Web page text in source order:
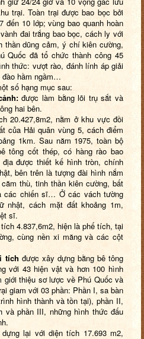
trại. Toàn trại được bao bọc bởi
đến 10 lớp; vùng bao quanh hoàn
đai trắng bao bọc, cách ly với
thần dũng cảm, ý chí kiên cường,
Quốc đã tổ chức thành công 45
thức: vượt rào, đánh lính áp giải
đào hầm ngầm…
số hạng mục sau:
được làm bằng lõi trụ sắt và
hai bên.
20.427,8m2, nằm ở khu vực đồi
của Hải quân vùng 5, cách điểm
1km. Sau năm 1975, toàn bộ
tông cốt thép, có hàng rào bao
được thiết kế hình tròn, chính
bên trên là tượng đài hình nắm
thù, tinh thần kiên cường, bất
các chiến sĩ… Ở các vách tường
nhật, cách mặt đất khoảng 1m,
sĩ.
4.837,6m2, hiện là phế tích, tại
cùng nền xi măng và các cột
tích được xây dựng bằng bê tông
với 43 hiện vật và hơn 100 hình
giới thiệu sơ lược về Phú Quốc và
giam với 03 phần: Phần I, sa bàn
hình thành và tồn tại), phần II,
và phần III, những hình thức đấu
lại với diện tích 17.693 m2,